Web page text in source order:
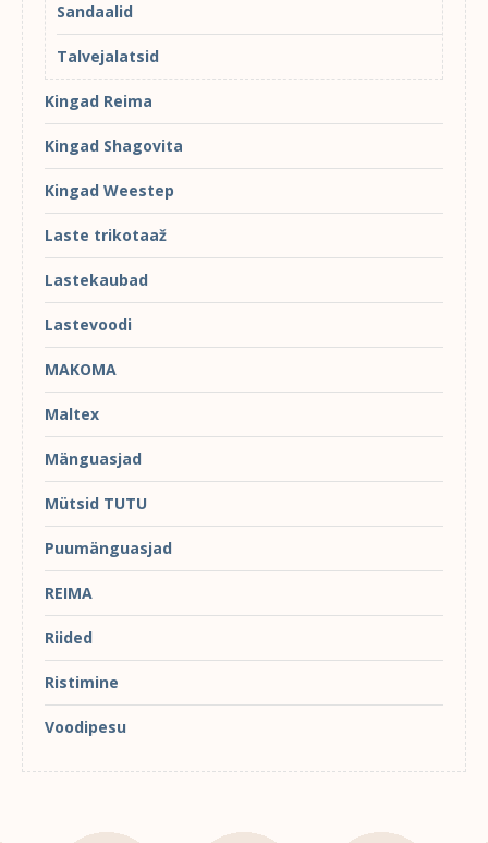
Sandaalid
Talvejalatsid
Kingad Reima
Kingad Shagovita
Kingad Weestep
Laste trikotaaž
Lastekaubad
Lastevoodi
MAKOMA
Maltex
Mänguasjad
Mütsid TUTU
Puumänguasjad
REIMA
Riided
Ristimine
Voodipesu